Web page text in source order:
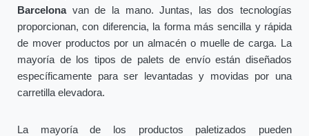
Barcelonavan de la mano. Juntas, las dos tecnologías
proporcionan, con diferencia, la forma más sencilla y rápida
de mover productos por un almacén o muelle de carga. La
mayoría de los tipos de palets de envío están diseñados
específicamente para ser levantadas y movidas por una
carretilla elevadora.
La mayoría de los productos paletizados pueden